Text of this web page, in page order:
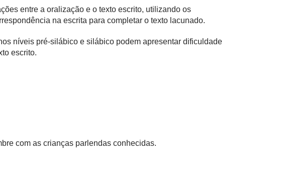
entre a oralização e o texto escrito, utilizando os
na escrita para completar o texto lacunado.
níveis pré-silábico e silábico podem apresentar dificuldade
escrito.
com as crianças parlendas conhecidas.